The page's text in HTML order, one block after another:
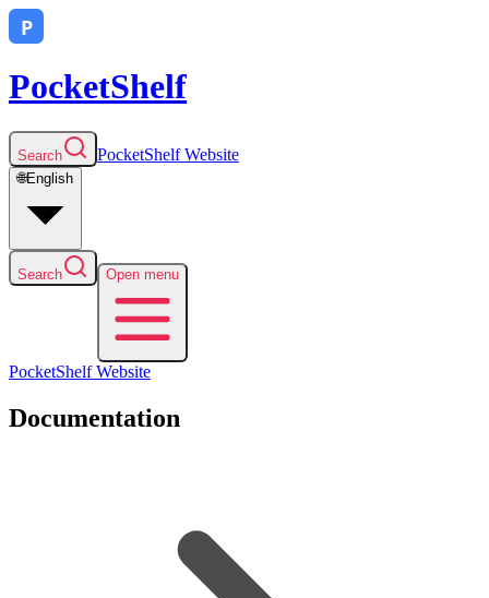
PocketShelf
Search PocketShelfWebsite
🌐English
Search Open menu
PocketShelfWebsite
Documentation